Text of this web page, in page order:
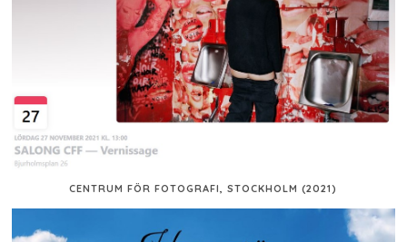
CENTRUM FÖR FOTOGRAFI, STOCKHOLM (2021)